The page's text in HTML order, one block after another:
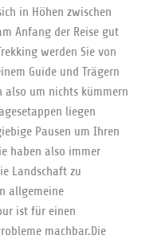
in Höhen zwischen
Anfang der Reise gut
werden Sie von
Guide und Trägern
also um nichts kümmern
liegen
Pausen um Ihren
haben also immer
Landschaft zu
allgemeine
ist für einen
machbar.Die